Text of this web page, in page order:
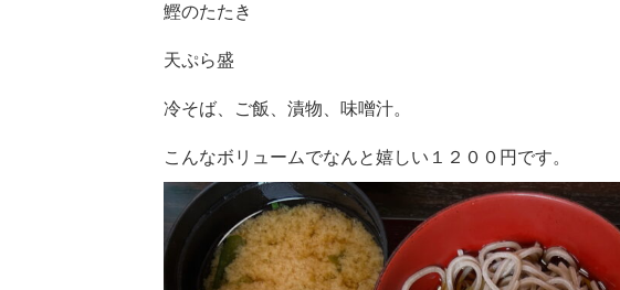
鰹のたたき
天ぷら盛
冷そば、ご飯、漬物、味噌汁。
こんなボリュームでなんと嬉しい１２００円です。